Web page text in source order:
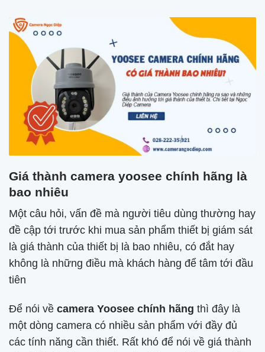
Giá thành camera yoosee chính hãng là
bao nhiêu
Một câu hỏi, vấn đề mà người tiêu dùng thường hay
đề cập tới trước khi mua sản phẩm thiết bị giám sát
là giá thành của thiết bị là bao nhiêu, có đắt hay
không là những điều mà khách hàng để tâm tới đầu
tiên
Để nói về camera Yoosee chính hãng thì đây là
một dòng camera có nhiều sản phẩm với đầy đủ
các tính năng cần thiết. Rất khó để nói về giá thành